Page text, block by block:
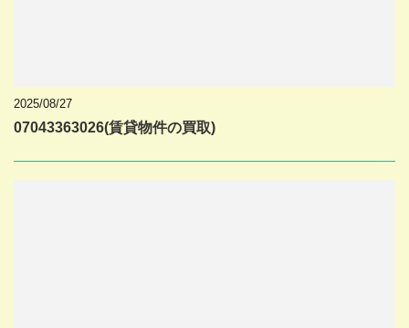
2025/08/27
07043363026(賃貸物件の買取)